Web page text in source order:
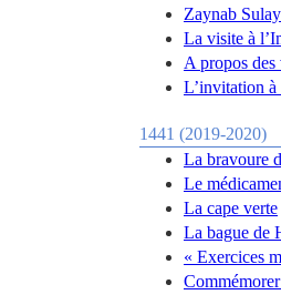
Zaynab
La visite à
A propos des
L’invitation à
1441 (2019-2020)
La bravoure
Le
La cape verte
La bague de
« Exercices